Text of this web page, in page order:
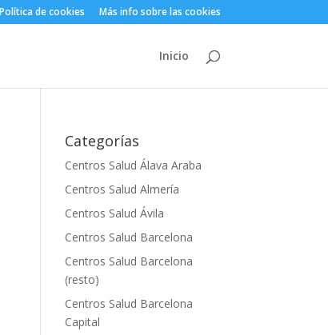
Política de cookies Más info sobre las cookies
Inicio
Categorías
Centros Salud Álava Araba
Centros Salud Almería
Centros Salud Ávila
Centros Salud Barcelona
Centros Salud Barcelona
(resto)
Centros Salud Barcelona
Capital